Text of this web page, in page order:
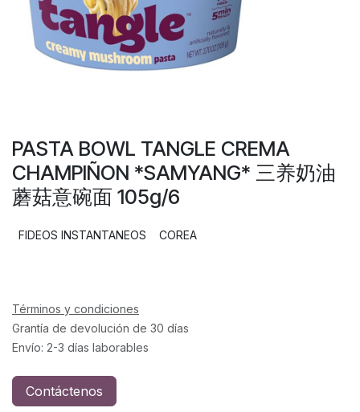
PASTA BOWL TANGLE CREMA
CHAMPIÑON *SAMYANG* 三养奶油
蘑菇意碗面 105g/6
FIDEOS INSTANTANEOS COREA
Términos y condiciones
Grantía de devolución de 30 días
Envío: 2-3 días laborables
Contáctenos